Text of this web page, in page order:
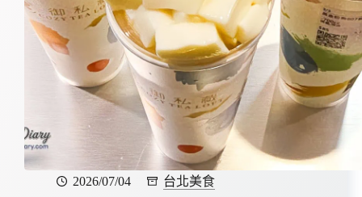
2026/07/04 台北美食